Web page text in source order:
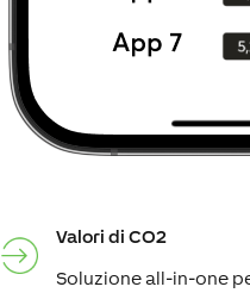
Valori di CO2
Soluzione all-in-one